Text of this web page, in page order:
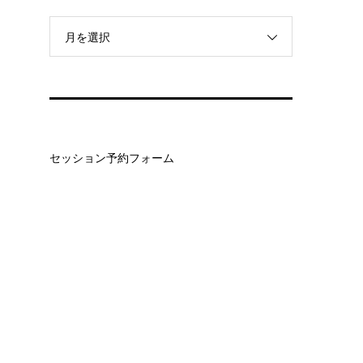
月を選択
セッション予約フォーム